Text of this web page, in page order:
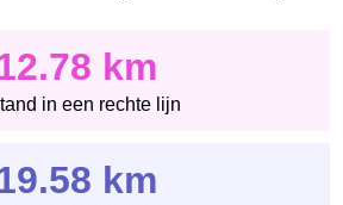
km
in een rechte lijn
km